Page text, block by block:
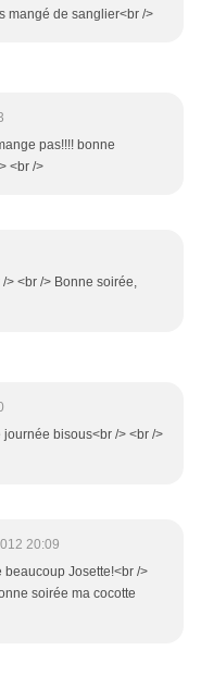
mangé de sanglier<br />
pas!!!! bonne
<br />
> <br /> Bonne soirée,
bisous<br /> <br />
20:09
Josette!<br />
soirée ma cocotte